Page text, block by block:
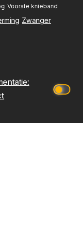
Voorste knieband
Zwanger